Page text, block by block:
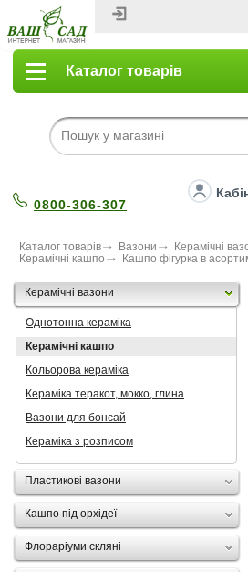
Каталог товарів
0800-306-307
Каталог товарів Вазони
Керамічні
Керамічні кашпо
Кашпо фiгурка в
Керамічні вазони
Однотонна кераміка
Керамічні кашпо
Кольорова кераміка
Кераміка теракот, мокко, глина
Вазони для бонсай
Кераміка з розписом
Пластикові вазони
Кашпо під орхідеї
Флораріуми скляні